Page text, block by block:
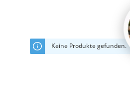
Keine Produkte gefunden.